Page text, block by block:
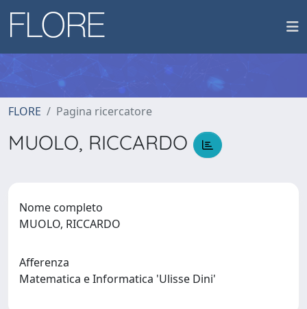
FLORE Pagina ricercatore
MUOLO, RICCARDO
Nome completo
MUOLO, RICCARDO
Afferenza
Matematica e Informatica 'Ulisse Dini'